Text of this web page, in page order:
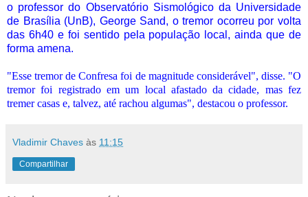
o professor do Observatório Sismológico da Universidade
de Brasília (UnB), George Sand, o tremor ocorreu por volta
das 6h40 e foi sentido pela população local, ainda que de
forma amena.
"Esse tremor de Confresa foi de magnitude considerável", disse. "O
tremor foi registrado em um local afastado da cidade, mas fez
tremer casas e, talvez, até rachou algumas", destacou o professor.
Vladimir Chaves às 11:15
Compartilhar